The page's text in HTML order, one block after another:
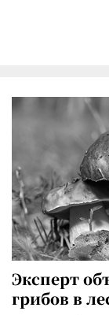
Эксперт
грибов в